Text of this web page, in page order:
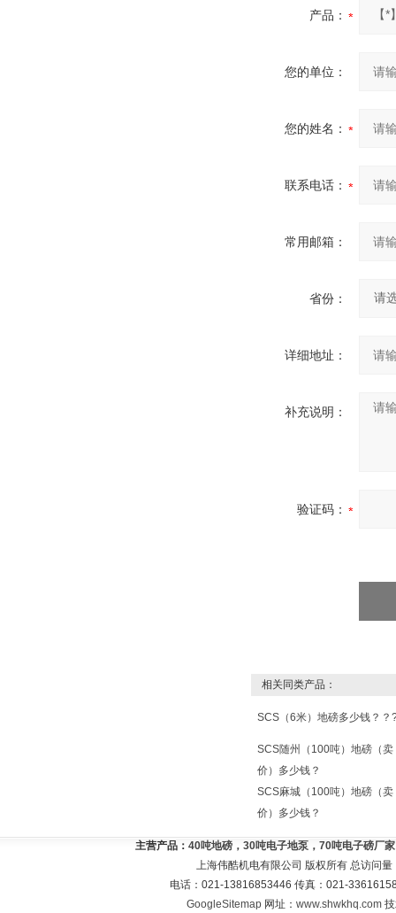
产品：
您的单位：
您的姓名：
联系电话：
常用邮箱：
省份：
详细地址：
补充说明：
验证码：
相关同类产品：
SCS（6米）地磅多少钱？？
SCS随州（100吨）地磅（卖
价）多少钱？
SCS麻城（100吨）地磅（卖
价）多少钱？
主营产品： 40吨地磅，30吨电子地泵，70吨电子磅厂
上海伟酷机电有限公司 版权所有 总访问量
电话：021-13816853446 传真：021-
GoogleSitemap 网址：www.shwkhq.com